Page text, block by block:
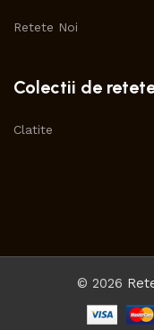
Retete Noi
Colectii de
Clatite
© 2026